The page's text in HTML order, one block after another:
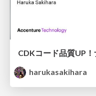
harukasakihara